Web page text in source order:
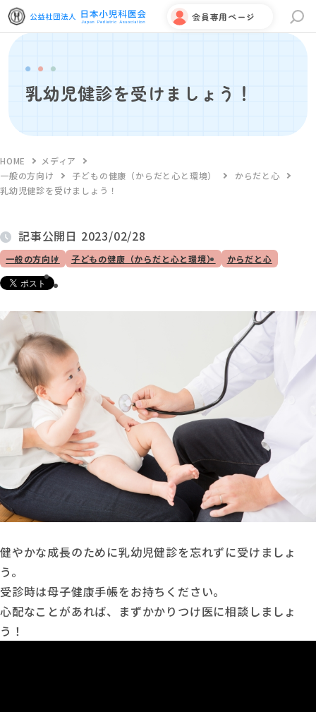
会員専用ページ
乳幼児健診を受けましょう！
HOME
メディア
一般の方向け
子どもの健康（からだと心と環境）
からだと心
乳幼児健診を受けましょう！
記事公開日 2023/02/28
一般の方向け 子どもの健康（からだと心と環境） からだと心
健やかな成長のために乳幼児健診を忘れずに受けましょ
う。
受診時は母子健康手帳をお持ちください。
心配なことがあれば、まずかかりつけ医に相談しましょ
う！